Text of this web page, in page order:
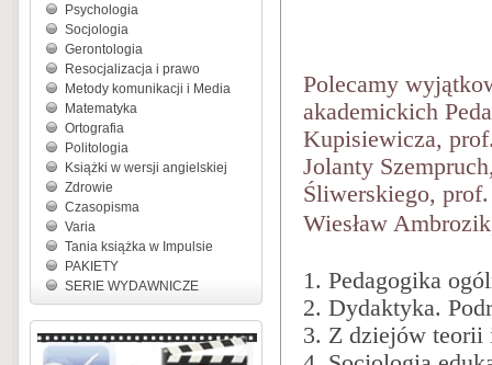
Psychologia
Socjologia
Gerontologia
Resocjalizacja i prawo
Metody komunikacji i Media
Matematyka
Ortografia
Politologia
Książki w wersji angielskiej
Zdrowie
Czasopisma
Varia
Tania książka w Impulsie
PAKIETY
SERIE WYDAWNICZE
Polecamy
akademickich
Kupisiewicza,
Jolanty
Śliwerskiego,
Wiesław
1. Pedagogika
2. Dydaktyka.
3. Z dziejów teorii